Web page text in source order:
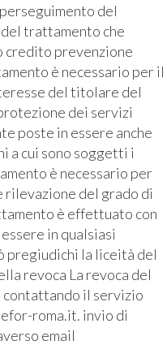
del
trattamento che
credito prevenzione
è necessario per il
del titolare del
dei servizi
poste in essere anche
a cui sono soggetti i
è necessario per
rilevazione del grado di
è effettuato con
in qualsiasi
pregiudichi la liceità del
revoca La revoca del
contattando il servizio
roma.it. invio di
email